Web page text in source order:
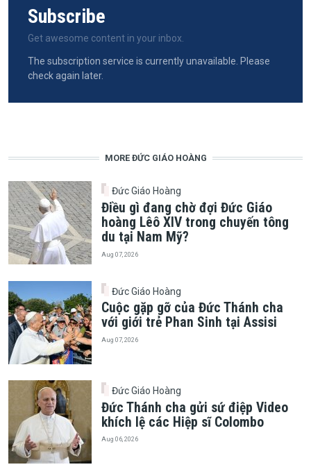
Subscribe
Get awesome content in your inbox.
The subscription service is currently unavailable. Please
check again later.
MORE ĐỨC GIÁO HOÀNG
Đức Giáo Hoàng
Điều gì đang chờ đợi Đức Giáo
hoàng Lêô XIV trong chuyến tông
du tại Nam Mỹ?
Aug 07, 2026
Đức Giáo Hoàng
Cuộc gặp gỡ của Đức Thánh cha
với giới trẻ Phan Sinh tại Assisi
Aug 07, 2026
Đức Giáo Hoàng
Đức Thánh cha gửi sứ điệp Video
khích lệ các Hiệp sĩ Colombo
Aug 06, 2026